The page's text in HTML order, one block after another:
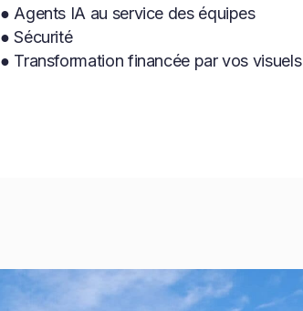
● Agents IA au service des équipes
● Sécurité
● Transformation financée par vos visuels